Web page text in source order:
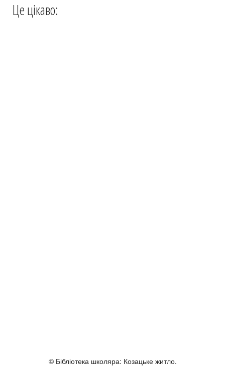
Це цікаво:
© Бібліотека школяра: Козацьке житло.